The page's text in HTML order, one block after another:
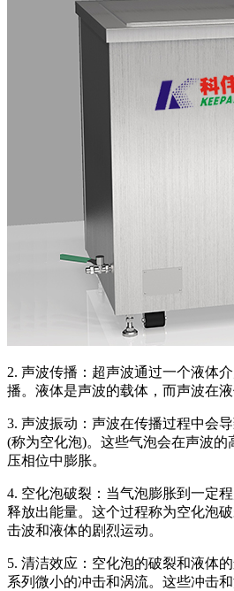
2. 声波传播：超声波通过一个液体
播。液体是声波的载体，而声波在
3. 声波振动：声波在传播过程中会
(称为空化泡)。这些气泡会在声波
压相位中膨胀。
4. 空化泡破裂：当气泡膨胀到一定
释放出能量。这个过程称为空化泡
击波和液体的剧烈运动。
5. 清洁效应：空化泡的破裂和液体
系列微小的冲击和涡流。这些冲击